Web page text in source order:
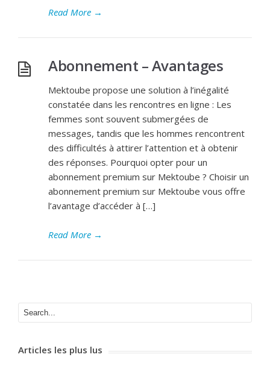
Read More →
Abonnement – Avantages
Mektoube propose une solution à l’inégalité
constatée dans les rencontres en ligne : Les
femmes sont souvent submergées de
messages, tandis que les hommes rencontrent
des difficultés à attirer l’attention et à obtenir
des réponses. Pourquoi opter pour un
abonnement premium sur Mektoube ? Choisir un
abonnement premium sur Mektoube vous offre
l’avantage d’accéder à […]
Read More →
Articles les plus lus